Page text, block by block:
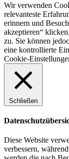
Wir verwenden
relevanteste
erinnern und
akzeptieren“
zu. Sie können
eine kontrollierte
Cookie-
Schließen
Diese Website
verbessern,